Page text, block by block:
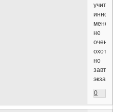
учить
не
очень
охота,
но
завтра
0